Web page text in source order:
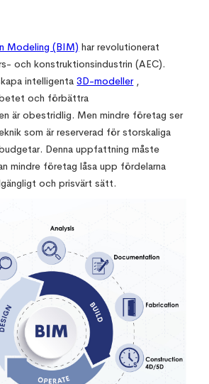
Modeling (BIM) har revolutionerat
och konstruktionsindustrin (AEC).
intelligenta3D-modeller,
och förbättra
är obestridlig. Men mindre företag ser
som är reserverad för storskaliga
Denna uppfattning måste
mindre företag låsa upp fördelarna
och prisvärt sätt.